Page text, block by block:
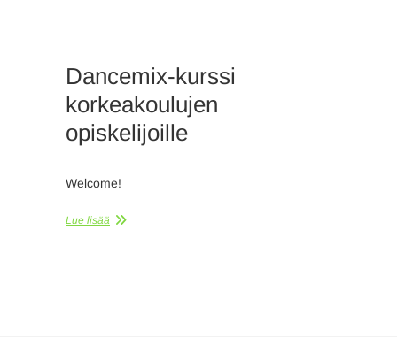
Dancemix-kurssi
korkeakoulujen
opiskelijoille
Welcome!
Lue lisää